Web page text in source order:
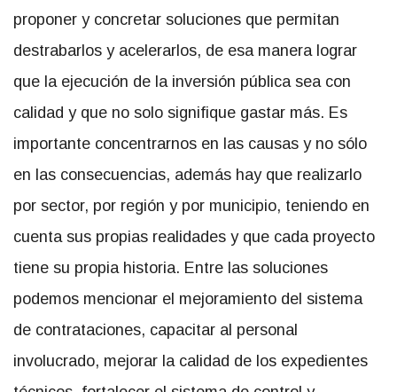
proponer y concretar soluciones que permitan
destrabarlos y acelerarlos, de esa manera lograr
que la ejecución de la inversión pública sea con
calidad y que no solo signifique gastar más. Es
importante concentrarnos en las causas y no sólo
en las consecuencias, además hay que realizarlo
por sector, por región y por municipio, teniendo en
cuenta sus propias realidades y que cada proyecto
tiene su propia historia. Entre las soluciones
podemos mencionar el mejoramiento del sistema
de contrataciones, capacitar al personal
involucrado, mejorar la calidad de los expedientes